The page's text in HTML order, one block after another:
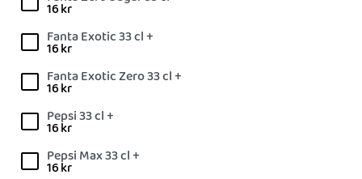
16kr
Fanta Exotic 33 cl +
16kr
Fanta Exotic Zero 33 cl +
16kr
Pepsi 33 cl +
16kr
Pepsi Max 33 cl +
16kr